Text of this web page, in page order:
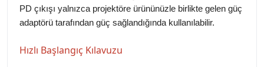
PD çıkışı yalnızca projektöre ürününüzle birlikte gelen güç
adaptörü tarafından güç sağlandığında kullanılabilir.
Hızlı Başlangıç Kılavuzu